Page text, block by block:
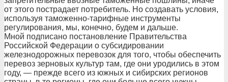
от этого пострадает потребитель. Но создавать условия,
используя таможенно-тарифные инструменты
регулирования, мы, конечно, будем и дальше.
Мной подписано постановление Правительства
Российской Федерации о субсидировании
железнодорожных перевозок для того, чтобы обеспечить
перевоз зерновых культур там, где они уродились в этом
году, — прежде всего из южных и сибирских регионов